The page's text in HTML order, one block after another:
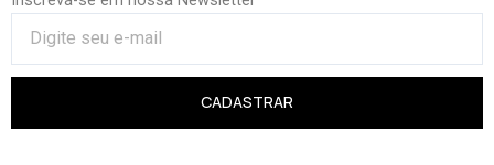
CADASTRAR